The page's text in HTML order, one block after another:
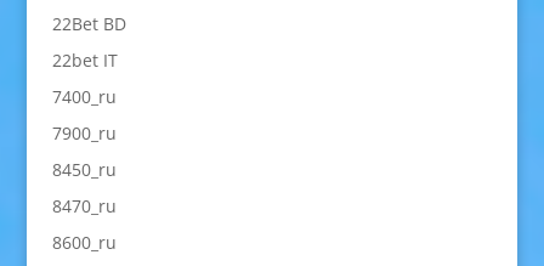
22Bet BD
22bet IT
7400_ru
7900_ru
8450_ru
8470_ru
8600_ru